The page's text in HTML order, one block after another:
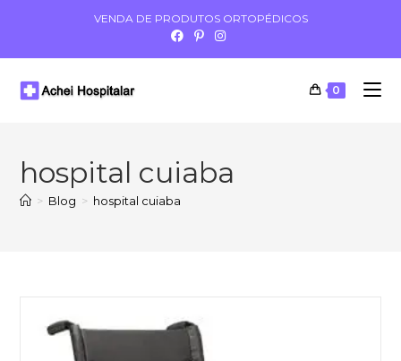
VENDA DE PRODUTOS ORTOPÉDICOS
0
hospital cuiaba
> Blog > hospital cuiaba